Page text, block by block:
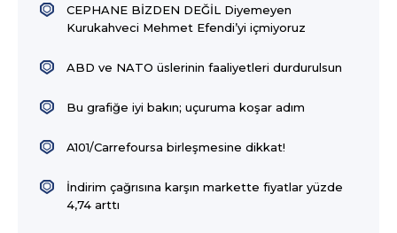
CEPHANE BİZDEN DEĞİL Diyemeyen
Kurukahveci Mehmet Efendi’yi içmiyoruz
ABD ve NATO üslerinin faaliyetleri durdurulsun
Bu grafiğe iyi bakın; uçuruma koşar adım
A101/Carrefoursa birleşmesine dikkat!
İndirim çağrısına karşın markette fiyatlar yüzde
4,74 arttı